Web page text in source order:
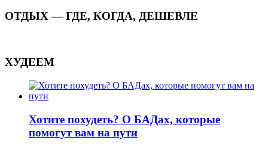
ОТДЫХ — ГДЕ, КОГДА, ДЕШЕВЛЕ
ХУДЕЕМ
Хотите похудеть? О БАДах, которые
помогут вам на пути